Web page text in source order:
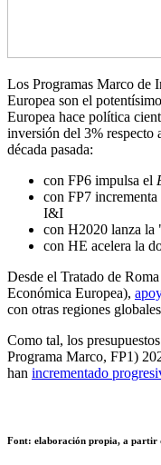
Los Programas Marco de
Europea son el
Europea hace política
inversión del 3% respecto
década pasada:
con FP6 impulsa el
con FP7
I&I
con H2020 lanza la
con HE acelera la
Desde el Tratado de
Económica Europea),
con otras regiones
Como tal, los
Programa Marco, FP1)
han incrementado
Font: elaboración propia, a partir